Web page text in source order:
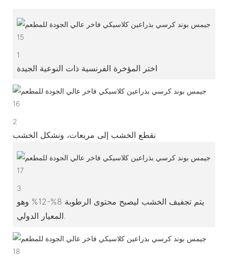
1
اختر المؤخرة الفرنسية ذات النوعية الجيدة
2
نقطع الخشب إلى مربعات، ونشكل الخشب
3
يتم تجفيف الخشب ليصبح محتوى الرطوبة 8%-12% وهو